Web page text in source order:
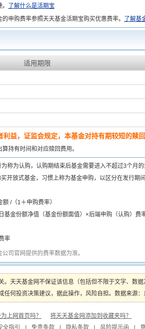
了解什么是活期宝
申购费率参照天天基金活期宝购买优惠费率。
了解基
适用期限
益，证监会规定，本基金对持有期较短的赎
持有时间和对应赎回费用。
称为认购，认购期结束后基金需要进入不超过3个月的
开放式基金，习惯上称为基金申购，以区分在发行期间
/（1＋申购费率）
基金份额净值（基金份额面值）×后端申购（认购）费
率
司官网提供的费率数据为准。
天天基金网不保证该信息（包括但不限于文字、数
何投资决策建议，据此操作，风险自担。数据来源：
上网首页吗？
将天天基金网添加到收藏夹吗？
全指引 免责条款 隐私条款 风险提示函